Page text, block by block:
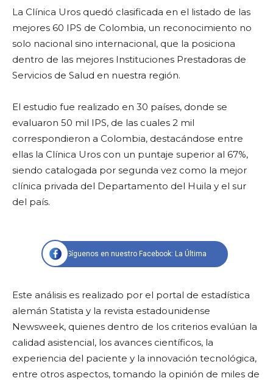
La Clínica Uros quedó clasificada en el listado de las
mejores 60 IPS de Colombia, un reconocimiento no
solo nacional sino internacional, que la posiciona
dentro de las mejores Instituciones Prestadoras de
Servicios de Salud en nuestra región.
El estudio fue realizado en 30 países, donde se
evaluaron 50 mil IPS, de las cuales 2 mil
correspondieron a Colombia, destacándose entre
ellas la Clínica Uros con un puntaje superior al 67%,
siendo catalogada por segunda vez como la mejor
clínica privada del Departamento del Huila y el sur
del país.
Síguenos en nuestro Facebook: La Última
Este análisis es realizado por el portal de estadística
alemán Statista y la revista estadounidense
Newsweek, quienes dentro de los criterios evalúan la
calidad asistencial, los avances científicos, la
experiencia del paciente y la innovación tecnológica,
entre otros aspectos, tomando la opinión de miles de